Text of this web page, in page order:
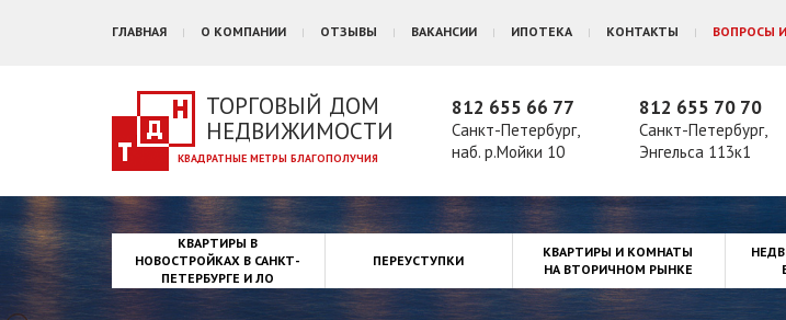
ГЛАВНАЯ О КОМПАНИИ ОТЗЫВЫ ВАКАНСИИ ИПОТЕКА КОНТАКТЫ ВОПРОСЫ
ТОРГОВЫЙ ДОМ
НЕДВИЖИМОСТИ
812 655 66 77
Санкт-Петербург,
наб. р.Мойки 10
812 655 70 70
Санкт-Петербург,
Энгельса 113к1
КВАРТИРЫ В
НОВОСТРОЙКАХ В САНКТ-
ПЕТЕРБУРГЕ И ЛО
ПЕРЕУСТУПКИ
КВАРТИРЫ И КОМНАТЫ
НА ВТОРИЧНОМ РЫНКЕ